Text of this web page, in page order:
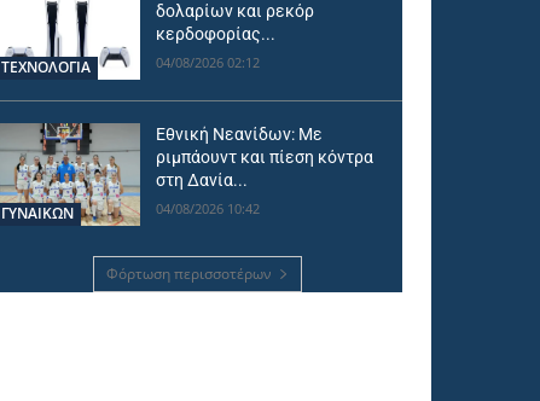
ΤΕΧΝΟΛΟΓΙΑ
δολαρίων και ρεκόρ
κερδοφορίας...
04/08/2026 02:12
ΓΥΝΑΙΚΩΝ
Εθνική Νεανίδων: Με
ριμπάουντ και πίεση κόντρα
στη Δανία...
04/08/2026 10:42
Φόρτωση περισσοτέρων